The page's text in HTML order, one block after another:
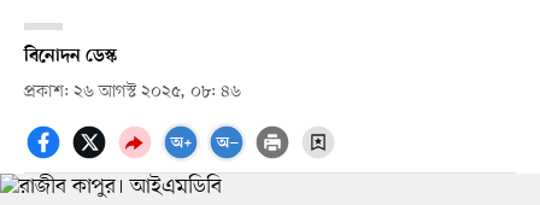
বিনোদন ডেস্ক
প্রকাশ: ২৬ আগস্ট ২০২৫, ০৮: ৪৬